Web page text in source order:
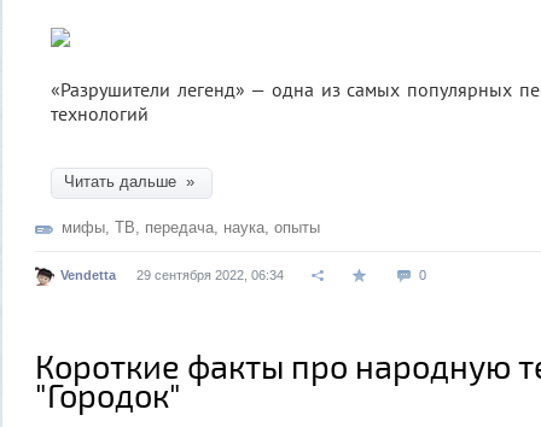
«Разрушители легенд» — одна из самых популярных
технологий
Читать дальше »
мифы, ТВ, передача, наука, опыты
Vendetta 29 сентября 2022, 06:34 0
Короткие факты про народную
"Городок"